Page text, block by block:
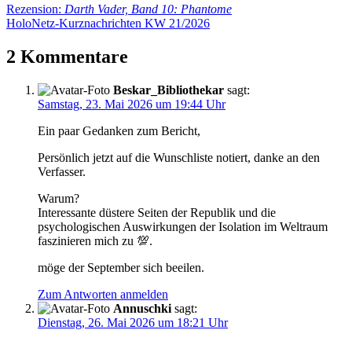
Beitragsnavigation
Vorheriger
Beitrag:
Rezension: Darth Vader, Band 10: Phantome
Nächster
HoloNetz-Kurznachrichten KW 21/2026
2 Kommentare
Beskar_Bibliothekar sagt:
Samstag, 23. Mai 2026 um 19:44 Uhr
Ein paar Gedanken zum Bericht,
Persönlich jetzt auf die Wunschliste notiert, danke an den
Verfasser.
Warum?
Interessante düstere Seiten der Republik und die
psychologischen Auswirkungen der Isolation im Weltraum
faszinieren mich zu 💯.
möge der September sich beeilen.
Zum Antworten anmelden
Annuschki sagt:
Dienstag, 26. Mai 2026 um 18:21 Uhr